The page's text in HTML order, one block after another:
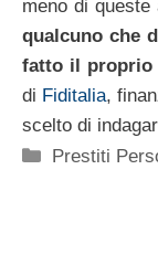
meno di
qualcuno che
fatto il proprio
di Fiditalia,
scelto di
Categorie
Prestiti